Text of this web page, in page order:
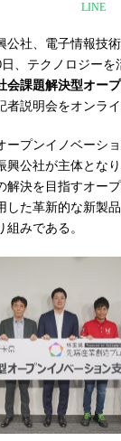
LINE
社、電子情報技
日、テクノロジー
会課題解決型オー
者説明会をオンラ
プンイノベーシ
興公社が主体とな
解決を目指すオー
した革新的な新製
みである。